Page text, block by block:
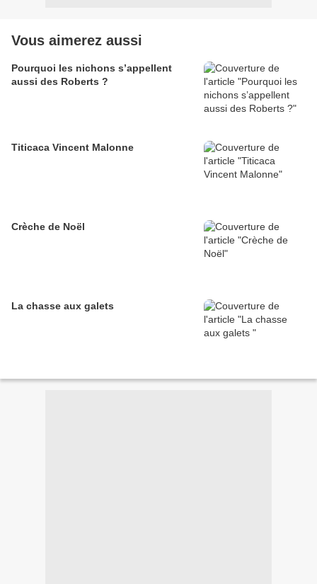
Vous aimerez aussi
Pourquoi les nichons s’appellent
aussi des Roberts ?
Titicaca Vincent Malonne
Crèche de Noël
La chasse aux galets